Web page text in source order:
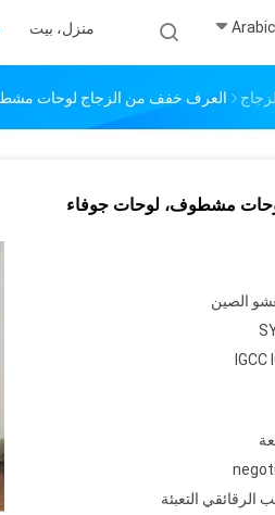
منزل، بيت Arabic
العرف خفف من الزجاج لوحات
مشطوف، لوحات جوفاء
الصين
IGCC
الرقائقي التعبئة